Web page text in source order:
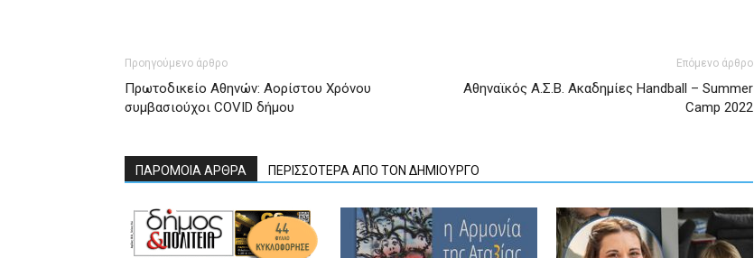
Προηγούμενο άρθρο
Πρωτοδικείο Αθηνών: Αορίστου Χρόνου
συμβασιούχοι COVID δήμου
Επόμενο άρθρο
Αθηναϊκός Α.Σ.Β. Ακαδημίες Handball – Summer
Camp 2022
ΠΑΡΟΜΟΙΑ ΑΡΘΡΑ ΠΕΡΙΣΣΟΤΕΡΑ ΑΠΟ ΤΟΝ ΔΗΜΙΟΥΡΓΟ